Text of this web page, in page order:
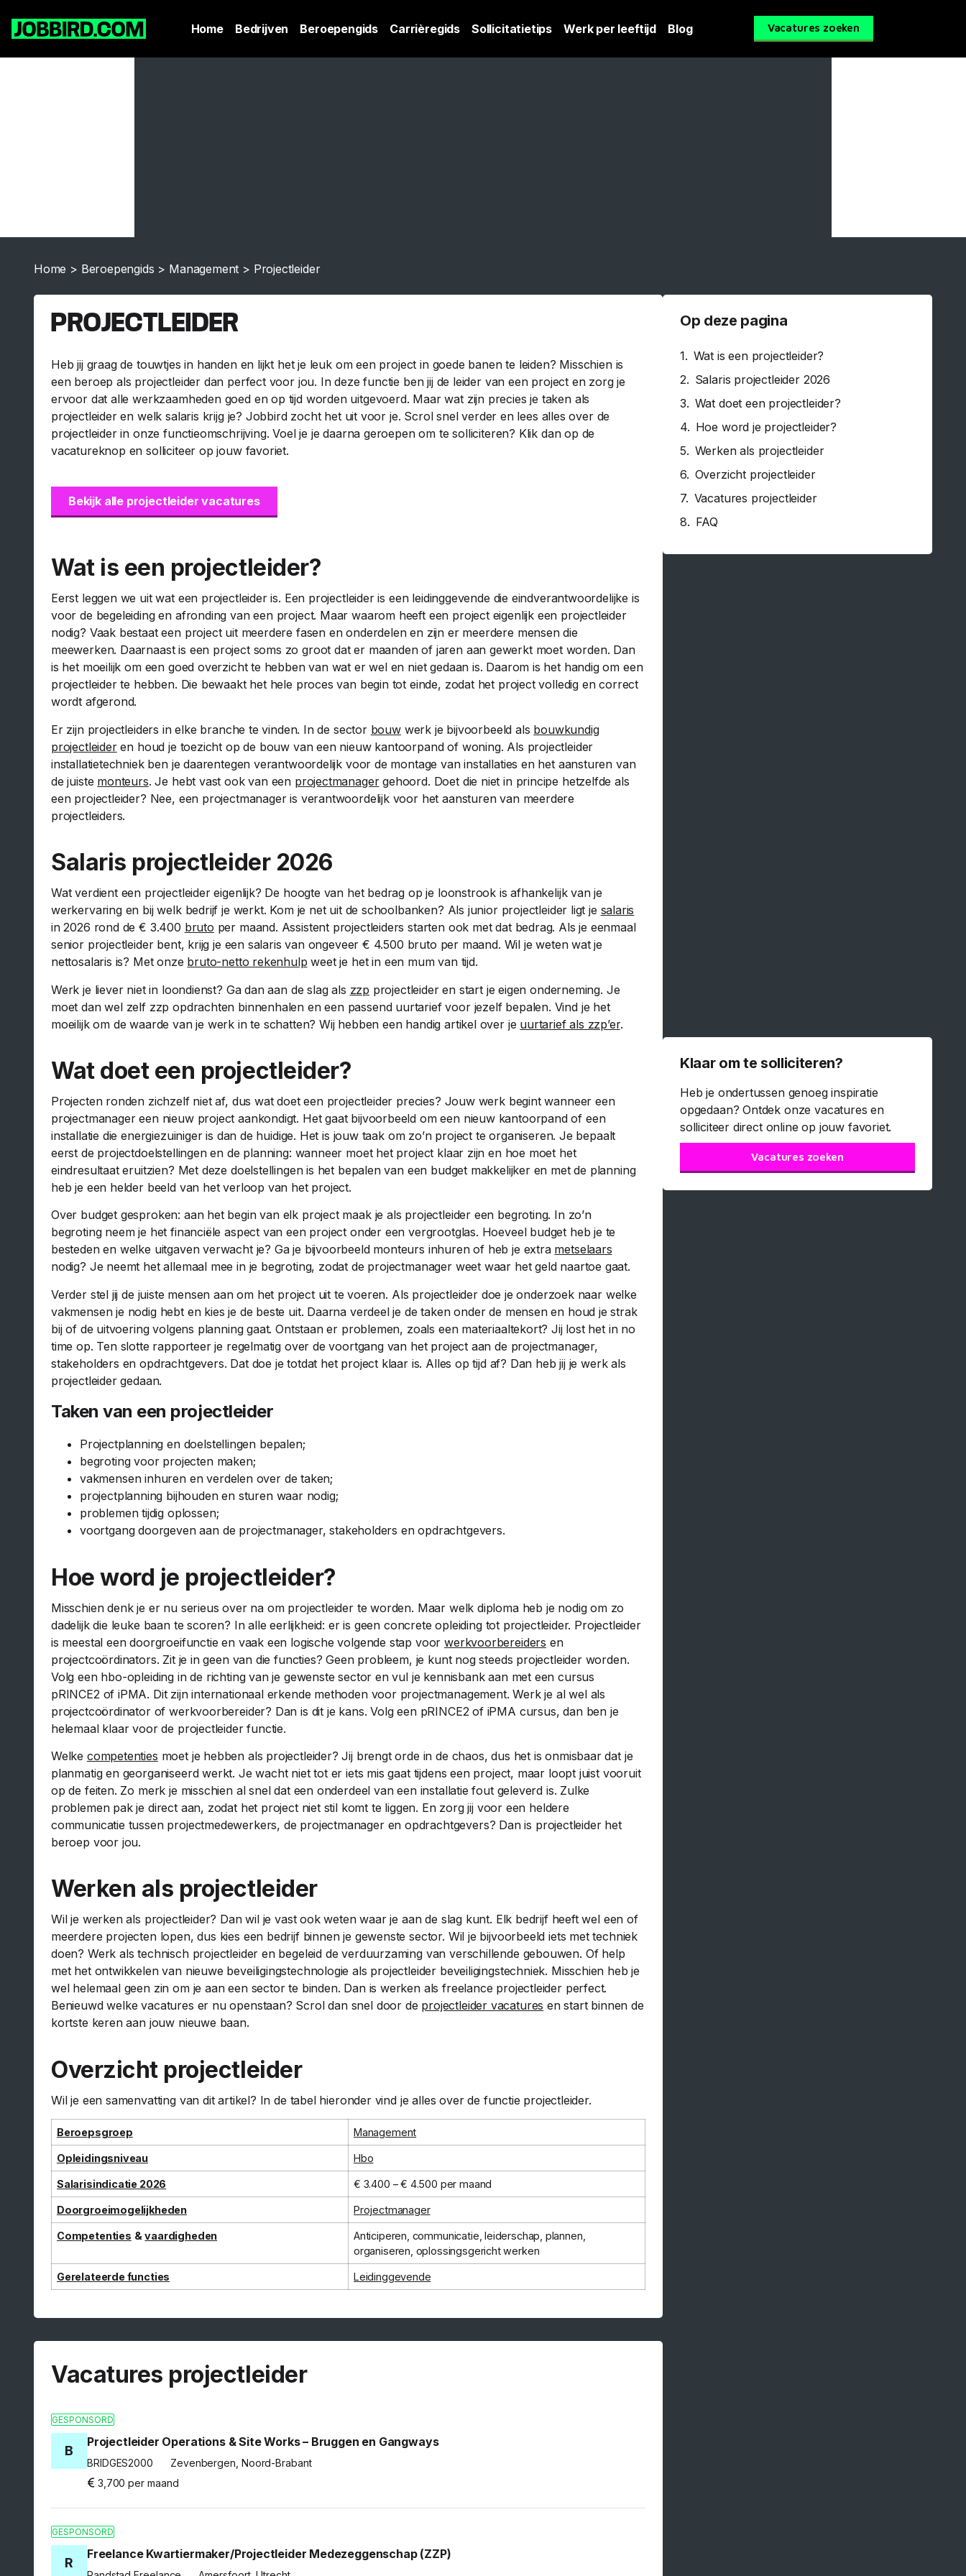
Home Bedrijven Beroepengids Carrièregids Sollicitatietips Werk per leeftijd Blog Vacatures zoeken
Home > Beroepengids > Management > Projectleider
PROJECTLEIDER
Heb jij graag de touwtjes in handen en lijkt het je leuk om een project in goede banen te leiden? Misschien is
een beroep als projectleider dan perfect voor jou. In deze functie ben jij de leider van een project en zorg je
ervoor dat alle werkzaamheden goed en op tijd worden uitgevoerd. Maar wat zijn precies je taken als
projectleider en welk salaris krijg je? Jobbird zocht het uit voor je. Scrol snel verder en lees alles over de
projectleider in onze functieomschrijving. Voel je je daarna geroepen om te solliciteren? Klik dan op de
vacatureknop en solliciteer op jouw favoriet.
Bekijk alle projectleider vacatures
Wat is een projectleider?
Eerst leggen we uit wat een projectleider is. Een projectleider is een leidinggevende die eindverantwoordelijke is
voor de begeleiding en afronding van een project. Maar waarom heeft een project eigenlijk een projectleider
nodig? Vaak bestaat een project uit meerdere fasen en onderdelen en zijn er meerdere mensen die
meewerken. Daarnaast is een project soms zo groot dat er maanden of jaren aan gewerkt moet worden. Dan
is het moeilijk om een goed overzicht te hebben van wat er wel en niet gedaan is. Daarom is het handig om een
projectleider te hebben. Die bewaakt het hele proces van begin tot einde, zodat het project volledig en correct
wordt afgerond.
Er zijn projectleiders in elke branche te vinden. In de sector bouwwerk je bijvoorbeeld als bouwkundig
projectleideren houd je toezicht op de bouw van een nieuw kantoorpand of woning. Als projectleider
installatietechniek ben je daarentegen verantwoordelijk voor de montage van installaties en het aansturen van
de juiste monteurs. Je hebt vast ook van een projectmanagergehoord. Doet die niet in principe hetzelfde als
een projectleider? Nee, een projectmanager is verantwoordelijk voor het aansturen van meerdere
projectleiders.
Salaris projectleider 2026
Wat verdient een projectleider eigenlijk? De hoogte van het bedrag op je loonstrook is afhankelijk van je
werkervaring en bij welk bedrijf je werkt. Kom je net uit de schoolbanken? Als junior projectleider ligt je salaris
in 2026 rond de € 3.400 bruto per maand. Assistent projectleiders starten ook met dat bedrag. Als je eenmaal
senior projectleider bent, krijg je een salaris van ongeveer € 4.500 bruto per maand. Wil je weten wat je
nettosalaris is? Met onze bruto-netto rekenhulp weet je het in een mum van tijd.
Werk je liever niet in loondienst? Ga dan aan de slag als zzp projectleider en start je eigen onderneming. Je
moet dan wel zelf zzp opdrachten binnenhalen en een passend uurtarief voor jezelf bepalen. Vind je het
moeilijk om de waarde van je werk in te schatten? Wij hebben een handig artikel over je uurtarief als zzp’er.
Wat doet een projectleider?
Projecten ronden zichzelf niet af, dus wat doet een projectleider precies? Jouw werk begint wanneer een
projectmanager een nieuw project aankondigt. Het gaat bijvoorbeeld om een nieuw kantoorpand of een
installatie die energiezuiniger is dan de huidige. Het is jouw taak om zo’n project te organiseren. Je bepaalt
eerst de projectdoelstellingen en de planning: wanneer moet het project klaar zijn en hoe moet het
eindresultaat eruitzien? Met deze doelstellingen is het bepalen van een budget makkelijker en met de planning
heb je een helder beeld van het verloop van het project.
Over budget gesproken: aan het begin van elk project maak je als projectleider een begroting. In zo’n
begroting neem je het financiële aspect van een project onder een vergrootglas. Hoeveel budget heb je te
besteden en welke uitgaven verwacht je? Ga je bijvoorbeeld monteurs inhuren of heb je extra metselaars
nodig? Je neemt het allemaal mee in je begroting, zodat de projectmanager weet waar het geld naartoe gaat.
Verder stel jij de juiste mensen aan om het project uit te voeren. Als projectleider doe je onderzoek naar welke
vakmensen je nodig hebt en kies je de beste uit. Daarna verdeel je de taken onder de mensen en houd je strak
bij of de uitvoering volgens planning gaat. Ontstaan er problemen, zoals een materiaaltekort? Jij lost het in no
time op. Ten slotte rapporteer je regelmatig over de voortgang van het project aan de projectmanager,
stakeholders en opdrachtgevers. Dat doe je totdat het project klaar is. Alles op tijd af? Dan heb jij je werk als
projectleider gedaan.
Taken van een projectleider
Projectplanning en doelstellingen bepalen;
begroting voor projecten maken;
vakmensen inhuren en verdelen over de taken;
projectplanning bijhouden en sturen waar nodig;
problemen tijdig oplossen;
voortgang doorgeven aan de projectmanager, stakeholders en opdrachtgevers.
Hoe word je projectleider?
Misschien denk je er nu serieus over na om projectleider te worden. Maar welk diploma heb je nodig om zo
dadelijk die leuke baan te scoren? In alle eerlijkheid: er is geen concrete opleiding tot projectleider. Projectleider
is meestal een doorgroeifunctie en vaak een logische volgende stap voorwerkvoorbereiders en
projectcoördinators. Zit je in geen van die functies? Geen probleem, je kunt nog steeds projectleider worden.
Volg een hbo-opleiding in de richting van je gewenste sector en vul je kennisbank aan met een cursus
pRINCE2 of iPMA. Dit zijn internationaal erkende methoden voor projectmanagement. Werk je al wel als
projectcoördinator of werkvoorbereider? Dan is dit je kans. Volg een pRINCE2 of iPMA cursus, dan ben je
helemaal klaar voor de projectleider functie.
Welke competenties moet je hebben als projectleider? Jij brengt orde in de chaos, dus het is onmisbaar dat je
planmatig en georganiseerd werkt. Je wacht niet tot er iets mis gaat tijdens een project, maar loopt juist vooruit
op de feiten. Zo merk je misschien al snel dat een onderdeel van een installatie fout geleverd is. Zulke
problemen pak je direct aan, zodat het project niet stil komt te liggen. En zorg jij voor een heldere
communicatie tussen projectmedewerkers, de projectmanager en opdrachtgevers? Dan is projectleider het
beroep voor jou.
Werken als projectleider
Wil je werken als projectleider? Dan wil je vast ook weten waar je aan de slag kunt. Elk bedrijf heeft wel een of
meerdere projecten lopen, dus kies een bedrijf binnen je gewenste sector. Wil je bijvoorbeeld iets met techniek
doen? Werk als technisch projectleider en begeleid de verduurzaming van verschillende gebouwen. Of help
met het ontwikkelen van nieuwe beveiligingstechnologie als projectleider beveiligingstechniek. Misschien heb je
wel helemaal geen zin om je aan een sector te binden. Dan is werken als freelance projectleider perfect.
Benieuwd welke vacatures er nu openstaan? Scrol dan snel door de projectleider vacatures en start binnen de
kortste keren aan jouw nieuwe baan.
Overzicht projectleider
Wil je een samenvatting van dit artikel? In de tabel hieronder vind je alles over de functie projectleider.
Beroepsgroep Management
Opleidingsniveau Hbo
Salarisindicatie 2026 € 3.400 – € 4.500 per maand
Doorgroeimogelijkheden Projectmanager
Competenties & vaardigheden
Anticiperen, communicatie, leiderschap, plannen,
organiseren, oplossingsgericht werken
Gerelateerde functies Leidinggevende
Vacatures projectleider
GESPONSORD
B
Projectleider Operations & Site Works – Bruggen en Gangways
BRIDGES2000
Zevenbergen, Noord-Brabant
3,700 per maand
GESPONSORD
R
Freelance Kwartiermaker/Projectleider Medezeggenschap (ZZP)
Op deze pagina
Wat is een projectleider?
Salaris projectleider 2026
Wat doet een projectleider?
Hoe word je projectleider?
Werken als projectleider
Overzicht projectleider
Vacatures projectleider
FAQ
Klaar om te solliciteren?
Heb je ondertussen genoeg inspiratie
opgedaan? Ontdek onze vacatures en
solliciteer direct online op jouw favoriet.
Vacatures zoeken